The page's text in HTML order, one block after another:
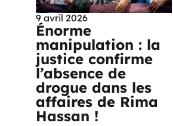
9 avril 2026
Énorme
manipulation : la
justice confirme
l’absence de
drogue dans les
affaires de Rima
Hassan !